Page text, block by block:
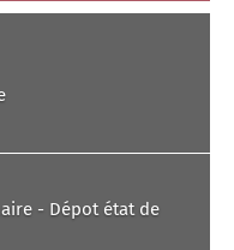
- Dépot état de